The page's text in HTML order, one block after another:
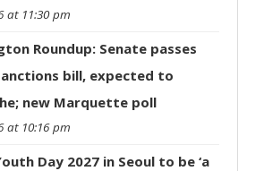
at 11:30 pm
Roundup: Senate passes
bill, expected to
new Marquette poll
at 10:16 pm
Day 2027 in Seoul to be ‘a